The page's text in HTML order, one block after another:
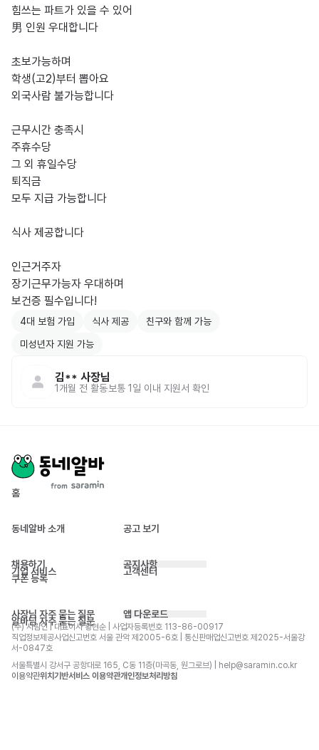
힘쓰는 파트가 있을 수 있어
男 인원 우대합니다
초보가능하며
학생(고2)부터 뽑아요
외국사람 불가능합니다
근무시간 충족시
주휴수당
그 외 휴일수당
퇴직금
모두 지급 가능합니다
식사 제공합니다
인근거주자
장기근무가능자 우대하며
4대 보험 가입 식사 제공 친구와 함께 가능
미성년자 지원 가능
김** 사장님
1개월 전 활동보통 1일 이내 지원서 확인
홈
동네알바 소개 공고 보기
채용하기
기업 서비스
쿠폰 등록
공지사항
고객센터
사장님 자주 묻는 질문
알바님 자주 묻는 질문
앱 다운로드
(주) 사람인 | 대표이사 황현순 | 사업자등록번호 113-86-00917
직업정보제공사업신고번호 서울 관악 제2005-6호 | 통신판매업신고번호 제2025-서울강
서-0847호
서울특별시 강서구 공항대로 165, C동 11층(마곡동, 원그로브) | help@saramin.co.kr
이용약관위치기반서비스 이용약관개인정보처리방침